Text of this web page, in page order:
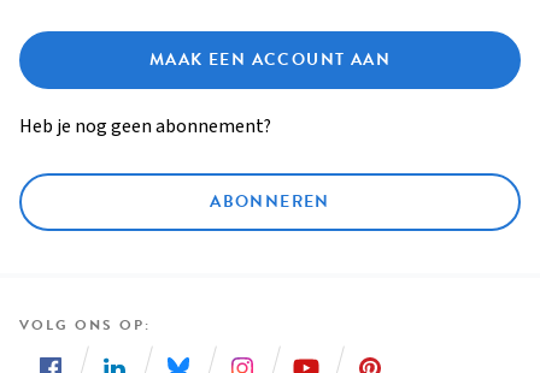
MAAK EEN ACCOUNT AAN
Heb je nog geen abonnement?
ABONNEREN
VOLG ONS OP